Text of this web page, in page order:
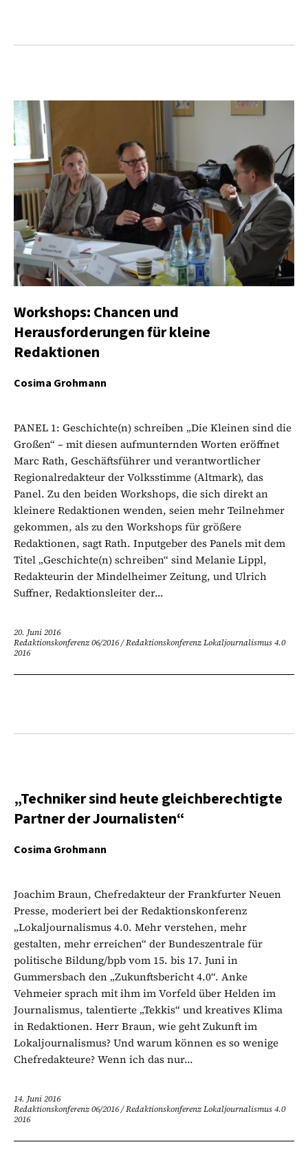
Workshops: Chancen und
Herausforderungen für kleine
Redaktionen
Cosima Grohmann
PANEL 1: Geschichte(n) schreiben „Die Kleinen sind die
Großen“ – mit diesen aufmunternden Worten eröffnet
Marc Rath, Geschäftsführer und verantwortlicher
Regionalredakteur der Volksstimme (Altmark), das
Panel. Zu den beiden Workshops, die sich direkt an
kleinere Redaktionen wenden, seien mehr Teilnehmer
gekommen, als zu den Workshops für größere
Redaktionen, sagt Rath. Inputgeber des Panels mit dem
Titel „Geschichte(n) schreiben“ sind Melanie Lippl,
Redakteurin der Mindelheimer Zeitung, und Ulrich
Suffner, Redaktionsleiter der...
20. Juni 2016
Redaktionskonferenz 06/2016/Redaktionskonferenz Lokaljournalismus 4.0
2016
„Techniker sind heute gleichberechtigte
Partner der Journalisten“
Cosima Grohmann
Joachim Braun, Chefredakteur der Frankfurter Neuen
Presse, moderiert bei der Redaktionskonferenz
„Lokaljournalismus 4.0. Mehr verstehen, mehr
gestalten, mehr erreichen“ der Bundeszentrale für
politische Bildung/bpb vom 15. bis 17. Juni in
Gummersbach den „Zukunftsbericht 4.0“. Anke
Vehmeier sprach mit ihm im Vorfeld über Helden im
Journalismus, talentierte „Tekkis“ und kreatives Klima
in Redaktionen. Herr Braun, wie geht Zukunft im
Lokaljournalismus? Und warum können es so wenige
Chefredakteure? Wenn ich das nur...
14. Juni 2016
Redaktionskonferenz 06/2016/Redaktionskonferenz Lokaljournalismus 4.0
2016